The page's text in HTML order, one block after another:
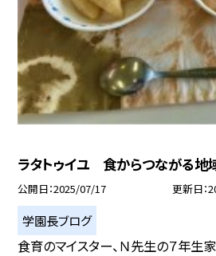
ラタトゥイユ 食からつながる地
公開日 2025/07/17 更新日
学園長ブログ
食育のマイスター、Ｎ先生の７年生